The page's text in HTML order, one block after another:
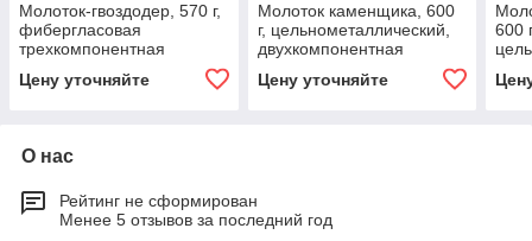
Молоток-гвоздодер, 570 г,
фибергласовая
трехкомпонентная
Цену уточняйте
Молоток каменщика, 600
г, цельнометаллический,
двухкомпонентная
Цену уточняйте
600
О нас
Рейтинг не сформирован
Менее 5 отзывов за последний год